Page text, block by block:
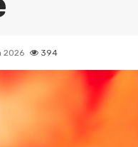
2026 394